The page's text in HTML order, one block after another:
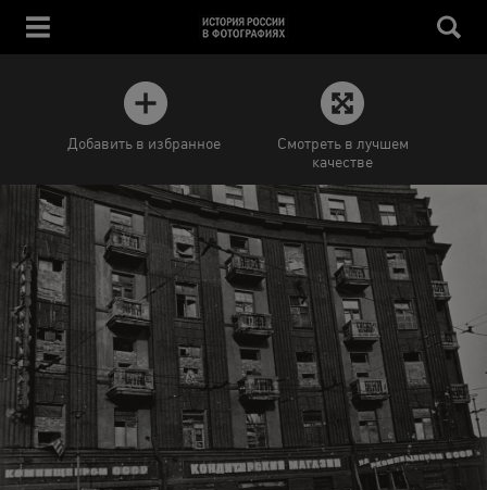
Добавить в избранное
Смотреть в лучшем
качестве